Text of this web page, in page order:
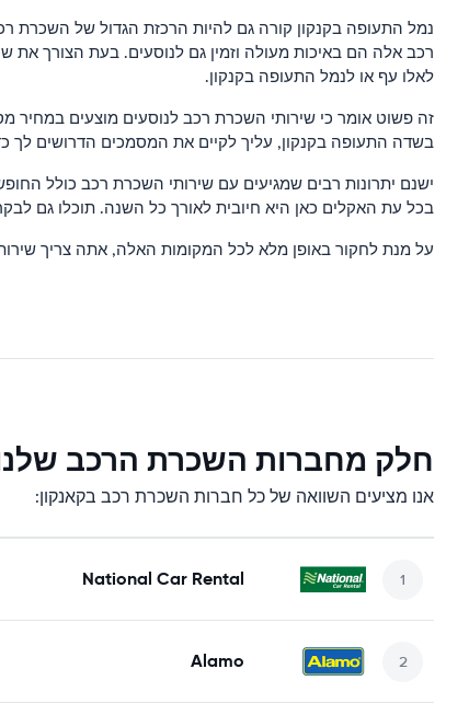
נמל התעופה בקנקון קורה גם להיות הרכזת הגדול של
רכב אלה הם באיכות מעולה וזמין גם לנוסעים. בעת הצורך את
לאלו עף או לנמל התעופה בקנקון.
זה פשוט אומר כי שירותי השכרת רכב לנוסעים מוצעים במחיר
בשדה התעופה בקנקון, עליך לקיים את המסמכים הדרושים לך
ישנם יתרונות רבים שמגיעים עם שירותי השכרת רכב כולל
בכל עת האקלים כאן היא חיובית לאורך כל השנה. תוכלו גם
על מנת לחקור באופן מלא לכל המקומות האלה, אתה צריך
חלק מחברות השכרת הרכב שלנו
אנו מציעים השוואה של כל חברות השכרת רכב בקאנקון:
National Car Rental
Alamo